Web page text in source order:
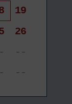
19
26
--
--